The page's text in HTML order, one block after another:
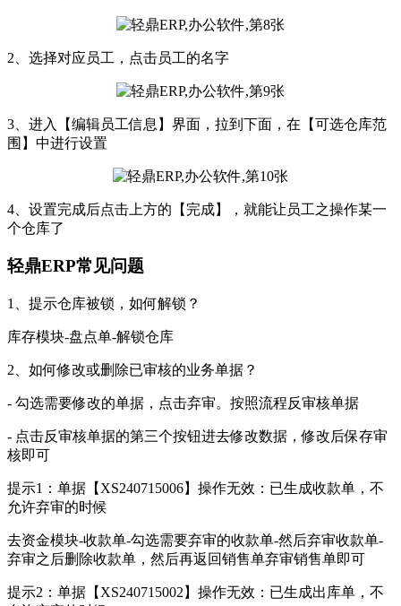
2、选择对应员工，点击员工的名字
3、进入【编辑员工信息】界面，拉到下面，在【可选仓库范
围】中进行设置
4、设置完成后点击上方的【完成】，就能让员工之操作某一
个仓库了
轻鼎ERP常见问题
1、提示仓库被锁，如何解锁？
库存模块-盘点单-解锁仓库
2、如何修改或删除已审核的业务单据？
- 勾选需要修改的单据，点击弃审。按照流程反审核单据
- 点击反审核单据的第三个按钮进去修改数据，修改后保存审
核即可
提示1：单据【XS240715006】操作无效：已生成收款单，不
允许弃审的时候
去资金模块-收款单-勾选需要弃审的收款单-然后弃审收款单-
弃审之后删除收款单，然后再返回销售单弃审销售单即可
提示2：单据【XS240715002】操作无效：已生成出库单，不